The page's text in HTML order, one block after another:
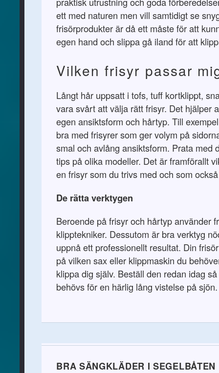
ett med naturen men vill samtidigt se
frisörprodukter är då ett måste för att
egen hand och slippa gå iland för att
Vilken frisyr passar
Långt hår uppsatt i tofs, tuff kortklippt,
vara svårt att välja rätt frisyr. Det hjälper
egen ansiktsform och hårtyp. Till
bra med frisyrer som ger volym på
smal och avlång ansiktsform. Prata med
tips på olika modeller. Det är framförallt
en frisyr som du trivs med och som
De rätta verktygen
Beroende på frisyr och hårtyp använder
klipptekniker. Dessutom är bra verktyg
uppnå ett professionellt resultat. Din
på vilken sax eller klippmaskin du
klippa dig själv. Beställ den redan idag
behövs för en härlig lång vistelse på sjön.
BRA SÄNGKLÄDER I SEGELBÅTEN